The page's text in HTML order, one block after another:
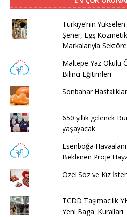
Türkiye’nin
Şener, Egş
Markalarıyla
Maltepe Yaz Okulu
Bilinci Eğitimleri
Sonbahar
650 yıllık gelenek
yaşayacak
Esenboğa
Beklenen Proje
Özel Söz ve Kız
TCDD Taşımacılık
Yeni Bagaj Kuralları